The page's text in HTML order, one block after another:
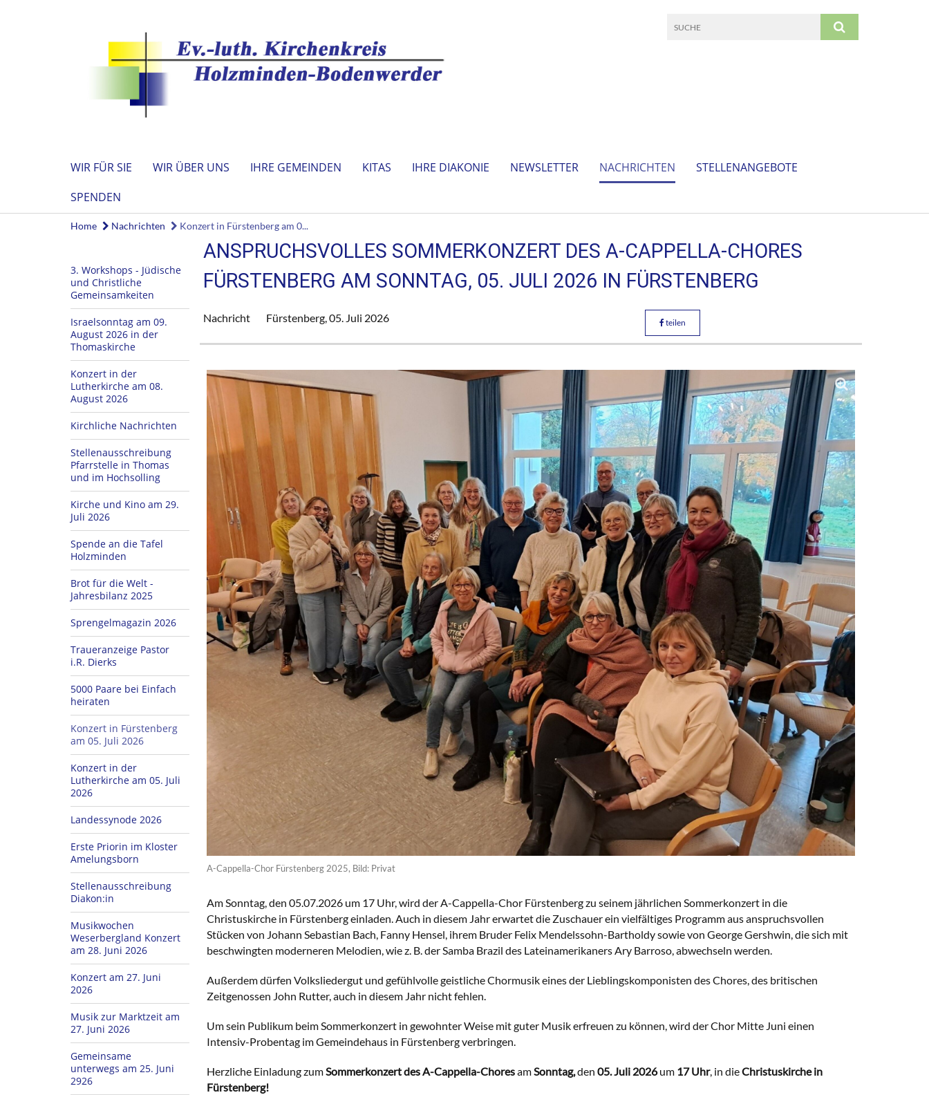
WIR FÜR SIE WIR ÜBER UNS IHRE GEMEINDEN KITAS IHRE DIAKONIE NEWSLETTER NACHRICHTEN
STELLENANGEBOTE
SPENDEN
Home Nachrichten Konzert in Fürstenberg am 0...
3. Workshops - Jüdische
und Christliche
Gemeinsamkeiten
Israelsonntag am 09.
August 2026 in der
Thomaskirche
Konzert in der
Lutherkirche am 08.
August 2026
Kirchliche Nachrichten
Stellenausschreibung
Pfarrstelle in Thomas
und im Hochsolling
Kirche und Kino am 29.
Juli 2026
Spende an die Tafel
Holzminden
Brot für die Welt -
Jahresbilanz 2025
Sprengelmagazin 2026
Traueranzeige Pastor
i.R. Dierks
5000 Paare bei Einfach
heiraten
Konzert in Fürstenberg
am 05. Juli 2026
Konzert in der
Lutherkirche am 05. Juli
2026
Landessynode 2026
Erste Priorin im Kloster
Amelungsborn
Stellenausschreibung
Diakon:in
Musikwochen
Weserbergland Konzert
am 28. Juni 2026
Konzert am 27. Juni
2026
Musik zur Marktzeit am
27. Juni 2026
Gemeinsame
unterwegs am 25. Juni
2926
ANSPRUCHSVOLLES SOMMERKONZERT DES A-CAPPELLA-CHORES
FÜRSTENBERG AM SONNTAG, 05. JULI 2026 IN FÜRSTENBERG
Nachricht Fürstenberg, 05. Juli 2026 teilen
A-Cappella-Chor Fürstenberg 2025, Bild: Privat
Am Sonntag, den 05.07.2026 um 17 Uhr, wird der A-Cappella-Chor Fürstenberg zu seinem jährlichen Sommerkonzert in die
Christuskirche in Fürstenberg einladen. Auch in diesem Jahr erwartet die Zuschauer ein vielfältiges Programm aus anspruchsvollen
Stücken von Johann Sebastian Bach, Fanny Hensel, ihrem Bruder Felix Mendelssohn-Bartholdy sowie von George Gershwin, die sich mit
beschwingten moderneren Melodien, wie z. B. der Samba Brazil des Lateinamerikaners Ary Barroso, abwechseln werden.
Außerdem dürfen Volksliedergut und gefühlvolle geistliche Chormusik eines der Lieblings­komponisten des Chores, des britischen
Zeitgenossen John Rutter, auch in diesem Jahr nicht fehlen.
Um sein Publikum beim Sommerkonzert in gewohnter Weise mit guter Musik erfreuen zu können, wird der Chor Mitte Juni einen
Intensiv-Probentag im Gemeindehaus in Fürstenberg verbringen.
Herzliche Einladung zumSommerkonzert des A-Cappella-ChoresamSonntag,den 05. Juli 2026um 17 Uhr, in dieChristuskirche in
Fürstenberg!